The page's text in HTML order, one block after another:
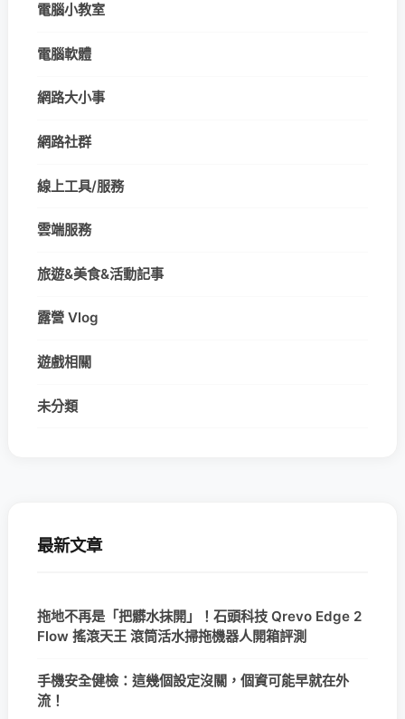
電腦小教室
電腦軟體
網路大小事
網路社群
線上工具/服務
雲端服務
旅遊&美食&活動記事
露營 Vlog
遊戲相關
未分類
最新文章
拖地不再是「把髒水抹開」！石頭科技 Qrevo Edge 2
Flow 搖滾天王 滾筒活水掃拖機器人開箱評測
手機安全健檢：這幾個設定沒關，個資可能早就在外
流！